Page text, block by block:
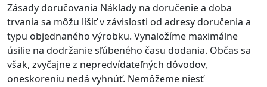
Zásady doručovania Náklady na doručenie a doba
trvania sa môžu líšiť v závislosti od adresy doručenia a
typu objednaného výrobku. Vynaložíme maximálne
úsilie na dodržanie sľúbeného času dodania. Občas sa
však, zvyčajne z nepredvídateľných dôvodov,
oneskoreniu nedá vyhnúť. Nemôžeme niesť